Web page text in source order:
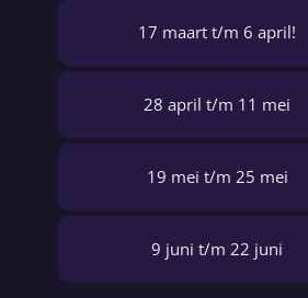
17 maart t/m 6 april!
28 april t/m 11 mei
19 mei t/m 25 mei
9 juni t/m 22 juni